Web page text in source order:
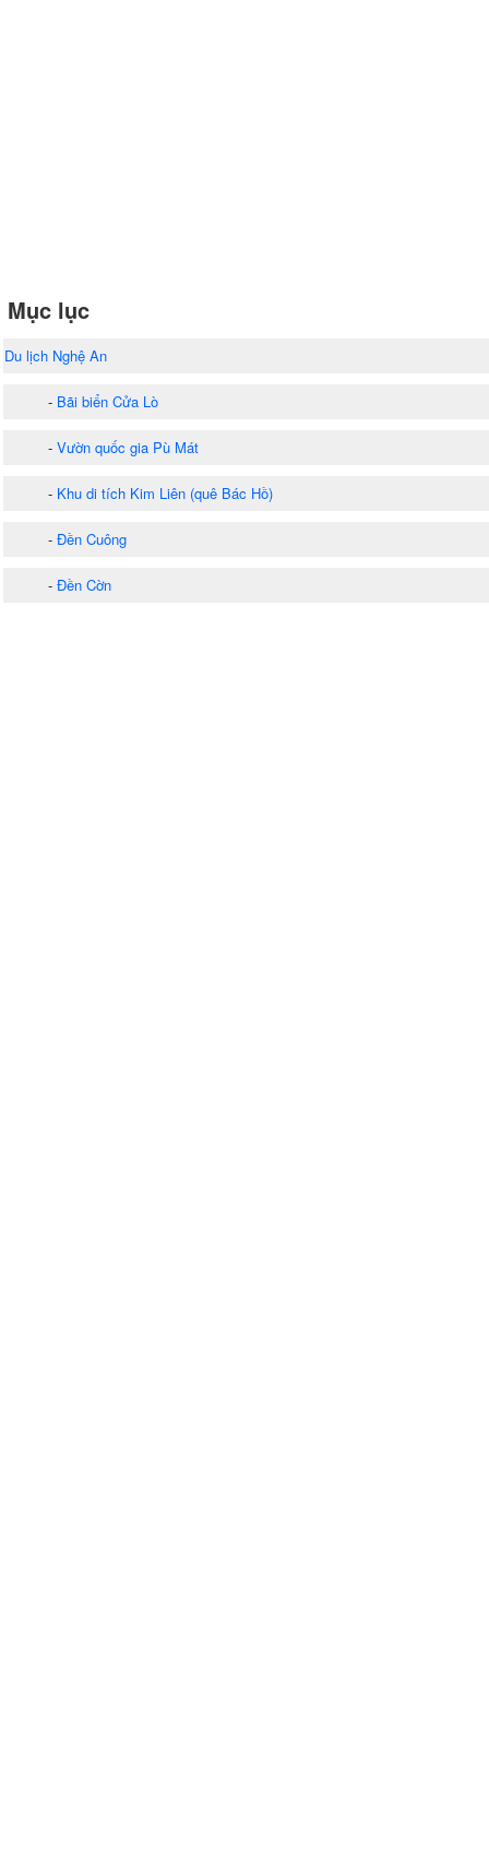
Mục lục
Du lịch Nghệ An
- Bãi biển Cửa Lò
- Vườn quốc gia Pù Mát
- Khu di tích Kim Liên (quê Bác Hồ)
- Đền Cuông
- Đền Cờn